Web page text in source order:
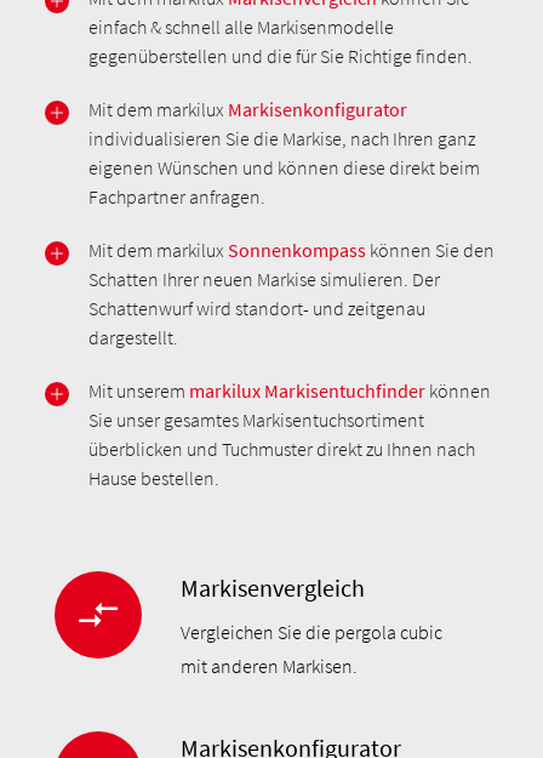
einfach & schnell alle Markisenmodelle
gegenüberstellen und die für Sie Richtige finden.
Mit dem markilux Markisenkonfigurator
individualisieren Sie die Markise, nach Ihren ganz
eigenen Wünschen und können diese direkt beim
Fachpartner anfragen.
Mit dem markiluxSonnenkompass können Sie den
Schatten Ihrer neuen Markise simulieren. Der
Schattenwurf wird standort- und zeitgenau
dargestellt.
Mit unserem markilux Markisentuchfinder können
Sie unser gesamtes Markisentuchsortiment
überblicken und Tuchmuster direkt zu Ihnen nach
Hause bestellen.
Markisenvergleich
Vergleichen Sie die pergola cubic
mit anderen Markisen.
Markisenkonfigurator